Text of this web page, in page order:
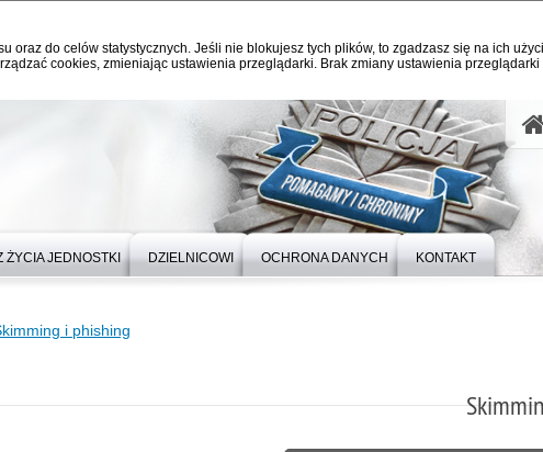
oraz do celów statystycznych. Jeśli nie blokujesz tych plików, to zgadzasz się na ich
cookies, zmieniając ustawienia przeglądarki. Brak zmiany ustawienia przeglądarki
ŻYCIA JEDNOSTKI DZIELNICOWI OCHRONA DANYCH KONTAKT
i phishing